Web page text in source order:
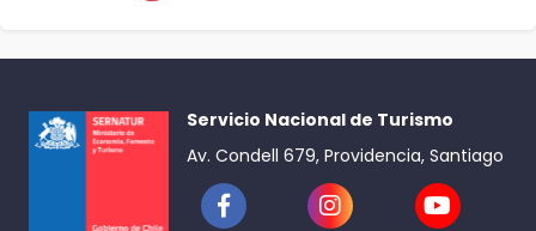
Servicio Nacional de Turismo
Av. Condell 679, Providencia, Santiago